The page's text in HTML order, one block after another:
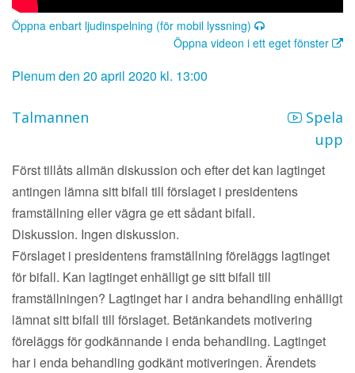
Öppna enbart ljudinspelning (för mobil lyssning)
Öppna videon i ett eget fönster
Plenum den 20 april 2020 kl. 13:00
Talmannen
Spela
upp
Först tillåts allmän diskussion och efter det kan lagtinget
antingen lämna sitt bifall till förslaget i presidentens
framställning eller vägra ge ett sådant bifall.
Diskussion. Ingen diskussion.
Förslaget i presidentens framställning föreläggs lagtinget
för bifall. Kan lagtinget enhälligt ge sitt bifall till
framställningen? Lagtinget har i andra behandling enhälligt
lämnat sitt bifall till förslaget. Betänkandets motivering
föreläggs för godkännande i enda behandling. Lagtinget
har i enda behandling godkänt motiveringen. Ärendets